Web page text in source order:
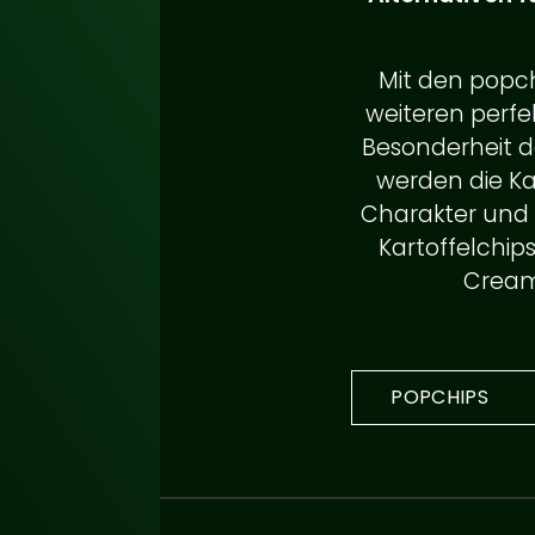
Mit den
weiteren
Besonderheit
werden die
Charakter und
POPCHIPS